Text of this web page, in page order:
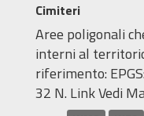
Cimiteri
Aree poligonali
interni al
riferimento:
32 N. Link Vedi